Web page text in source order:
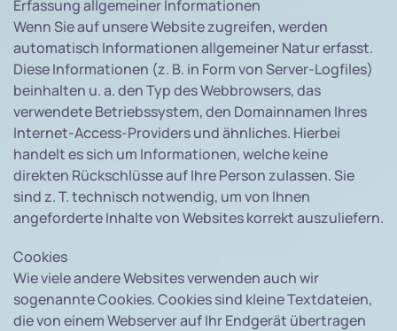
Erfassung allgemeiner Informationen
Wenn Sie auf unsere Website zugreifen, werden
automatisch Informationen allgemeiner Natur erfasst.
Diese Informationen (z. B. in Form von Server-Logfiles)
beinhalten u. a. den Typ des Webbrowsers, das
verwendete Betriebssystem, den Domainnamen Ihres
Internet-Access-Providers und ähnliches. Hierbei
handelt es sich um Informationen, welche keine
direkten Rückschlüsse auf Ihre Person zulassen. Sie
sind z. T. technisch notwendig, um von Ihnen
angeforderte Inhalte von Websites korrekt auszuliefern.
Cookies
Wie viele andere Websites verwenden auch wir
sogenannte Cookies. Cookies sind kleine Textdateien,
die von einem Webserver auf Ihr Endgerät übertragen